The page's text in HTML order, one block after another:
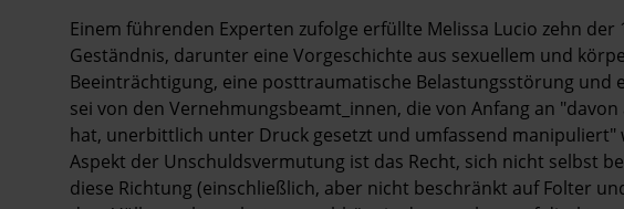
Einem führenden Experten zufolge erfüllte Melissa Lucio zehn
Geständnis, darunter eine Vorgeschichte aus sexuellem und
Beeinträchtigung, eine posttraumatische Belastungsstörung und
sei von den Vernehmungsbeamt_innen, die von Anfang an
hat, unerbittlich unter Druck gesetzt und umfassend
Aspekt der Unschuldsvermutung ist das Recht, sich nicht selbst
diese Richtung (einschließlich, aber nicht beschränkt auf Folter